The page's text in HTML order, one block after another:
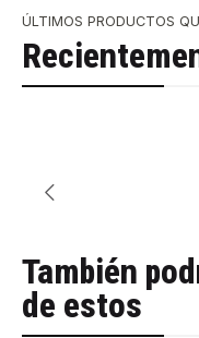
ÚLTIMOS PRODUCTOS
También
de estos